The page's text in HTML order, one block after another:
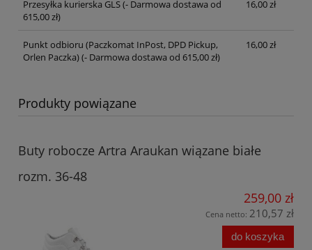
Przesyłka kurierska GLS(- Darmowa dostawa od
615,00 zł)
16,00 zł
Punkt odbioru (Paczkomat InPost, DPD Pickup,
Orlen Paczka)(- Darmowa dostawa od 615,00 zł)
16,00 zł
Produkty powiązane
Buty robocze Artra Araukan wiązane białe
rozm. 36-48
259,00 zł
Cena netto: 210,57 zł
do koszyka